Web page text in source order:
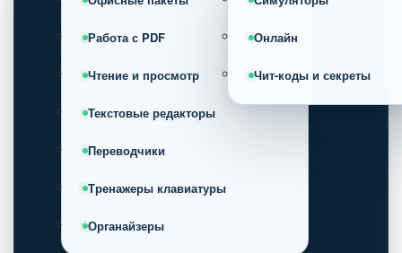
Работа с PDF
Чтение и просмотр
Текстовые редакторы
Переводчики
Тренажеры клавиатуры
Органайзеры
Онлайн
Чит-коды и секреты